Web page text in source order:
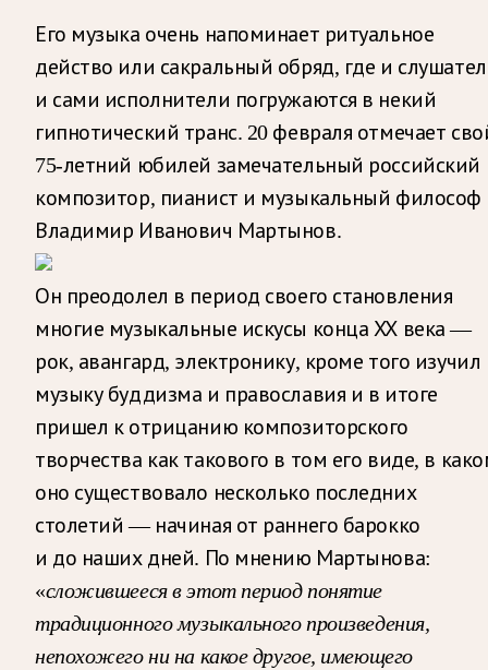
Его музыка очень напоминает ритуальное
действо или сакральный обряд, где и
и сами исполнители погружаются в некий
гипнотический транс. 20 февраля отмечает
75-летний юбилей замечательный российский
композитор, пианист и музыкальный философ
Владимир Иванович Мартынов.
Он преодолел в период своего становления
многие музыкальные искусы конца ХХ века —
рок, авангард, электронику, кроме того изучил
музыку буддизма и православия и в итоге
пришел к отрицанию композиторского
творчества как такового в том его виде, в
оно существовало несколько последних
столетий — начиная от раннего барокко
и до наших дней. По мнению Мартынова:
«сложившееся в этот период понятие
традиционного музыкального произведения,
непохожего ни на какое другое, имеющего